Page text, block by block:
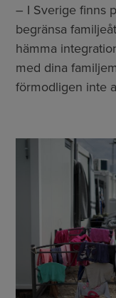
– I Sverige finns
begränsa
hämma
med dina
förmodligen inte